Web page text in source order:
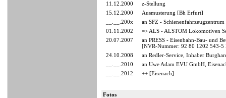
11.12.2000
z-Stellung
15.12.2000
Ausmusterung [Bh Erfurt]
__.__.200x
an SFZ -
01.11.2002
=> ALS - ALSTOM Lokomotiven
20.07.2007
an PRESS - Eisenbahn-Bau- und
[NVR-Nummer: 92 80 1202 543-5
24.10.2008
an Redler-Service, Inhaber
__.__.2010
an Uwe Adam EVU GmbH,
__.__.2012
++ [Eisenach]
Fotos